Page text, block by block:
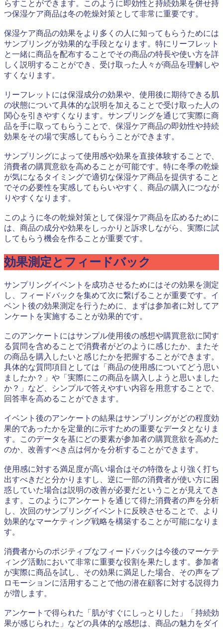
らすことができます。このように即効性と持続効果を併せ持
つ保湿ケア商品は冬の乾燥対策として非常に重要です。
保湿ケア商品の効果をより多くの人に知ってもらうためには
サンプリングが効果的な手段となります。特にリーフレット
と一緒に商品を配布することでその商品の特長や使い方を詳
しく説明することができ、受け取った人々が商品を理解しや
すくなります。
リーフレットには保湿成分の効果や、使用後に期待できる肌
の状態について具体的な説明を加えることで受け取った人の
関心を引きやすくなります。サンプリングを通じて実際に商
品を手に取ってもらうことで、保湿ケア商品の即効性や持続
効果をその場で実感してもらうことができます。
サンプリングによって使用感や効果を直接体験することで、
消費者の購買意欲を高めることが可能です。特に冬季の乾燥
が気になるタイミングで適切な保湿ケア商品を提供すること
でその必要性を実感してもらいやすく、商品の購入につなが
りやすくなります。
このように冬の乾燥対策として保湿ケア商品を広めるために
は、商品の成分や効果をしっかりと訴求しながら、実際に試
してもらう機会を作ることが重要です。
効果測定とフィードバック
サンプリングイベントを成功させるためにはその効果を測定
し、フィードバックを集めて次に繋げることが重要です。イ
ベント後の効果測定を行うために、まずは参加者に対してア
ンケートを実施することが効果的です。
このアンケートにはサンプル使用後の感想や購買意欲に関す
る質問を含めることで消費者がどのように感じたか、またそ
の商品を購入したいと感じたかを把握することができます。
具体的な質問項目としては「商品の使用感についてどう思い
ましたか？」や「実際にこの商品を購入しようと思いました
か？」など、シンプルで答えやすい内容を用意することで、
回答率を高めることができます。
イベント後のアンケートの結果はサンプリングがどの程度効
果的であったかを定量的に示すための重要なデータとなりま
す。このデータを基にどの要素が参加者の購買意欲を高めた
のか、改善すべき点は何かを分析することができます。
使用感に対する満足度が高い場合はその特徴をより強く打ち
出すべきだと分かりますし、逆に一部の消費者が使い方に困
惑していた場合は説明の改善が必要だということが見えてき
ます。このようにアンケートを通じて得た消費者の声を分析
し、次回のサンプリングイベントに反映させることで、より
効果的なマーケティング戦略を構築することが可能になりま
す。
消費者からのポジティブなフィードバックは今後のマーケテ
ィング活動において非常に重要な役割を果たします。参加者
が実際に商品を試し、その効果に満足した場合、その声をプ
ロモーションに活用することで他の潜在顧客に対する説得力
が増します。
アンケートで得られた「肌がすぐにしっとりした」「持続効
果が感じられた」などの具体的な感想は、商品の魅力をダイ